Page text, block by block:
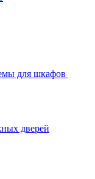
для шкафов
дверей